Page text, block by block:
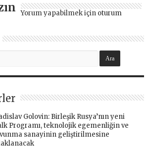
Yorum yapabilmek için oturum
Golovin: Birleşik Rusya’nın yeni
Programı, teknolojik egemenliğin ve
sanayinin geliştirilmesine